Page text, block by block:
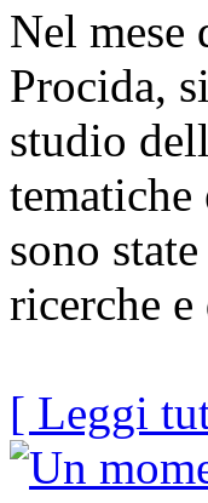
Nel mese
Procida,
studio
sono
ricerche
[ Leggi